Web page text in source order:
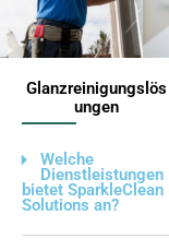
Glanzreinigungslös
ungen
Welche
Dienstleistungen
bietet SparkleClean
Solutions an?